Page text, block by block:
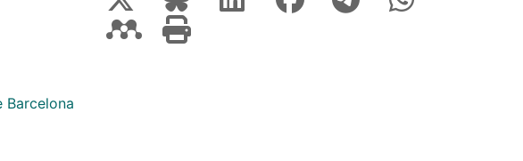
Barcelona